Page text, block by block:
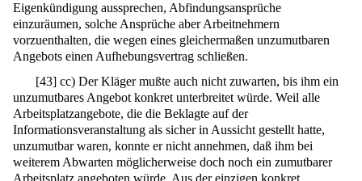
Eigenkündigung aussprechen, Abfindungsansprüche
einzuräumen, solche Ansprüche aber Arbeitnehmern
vorzuenthalten, die wegen eines gleichermaßen unzumutbaren
Angebots einen Aufhebungsvertrag schließen.
[43] cc) Der Kläger mußte auch nicht zuwarten, bis ihm ein
unzumutbares Angebot konkret unterbreitet würde. Weil alle
Arbeitsplatzangebote, die die Beklagte auf der
Informationsveranstaltung als sicher in Aussicht gestellt hatte,
unzumutbar waren, konnte er nicht annehmen, daß ihm bei
weiterem Abwarten möglicherweise doch noch ein zumutbarer
Arbeitsplatz angeboten würde. Aus der einzigen konkret